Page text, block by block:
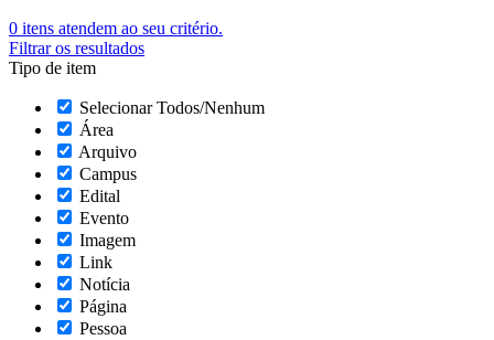
0 itens atendem ao seu critério.
Filtrar os resultados
Tipo de item
Selecionar Todos/Nenhum
Área
Arquivo
Campus
Edital
Evento
Imagem
Link
Notícia
Página
Pessoa